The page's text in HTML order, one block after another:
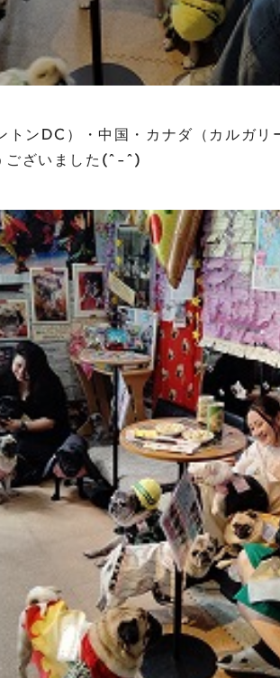
トンDC）・中国・カナダ（カルガリ
ございました(^-^)